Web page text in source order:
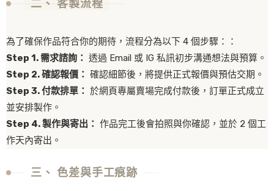
二、 客製流程
為了確保作品符合你的期待，流程分為以下 4 個步驟：：
Step 1. 需求諮詢： 透過 Email 或 IG 私訊初步溝通想法與預算。
Step 2. 確認報價： 確認細節後，將提供正式報價與預估交期。
Step 3. 付款排單： 於網頁專屬賣場完成付款後，訂單正式成立
並安排製作。
Step 4. 製作與寄出： 作品完工後會拍照與你確認，並於 2 個工
作天內寄出。
三、 色差與手工痕跡